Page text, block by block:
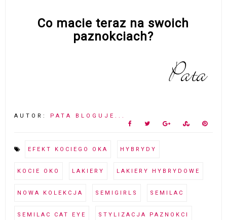
Co macie teraz na swoich
paznokciach?
AUTOR: PATA BLOGUJE...
EFEKT KOCIEGO OKA HYBRYDY
KOCIE OKO LAKIERY LAKIERY HYBRYDOWE
NOWA KOLEKCJA SEMIGIRLS SEMILAC
SEMILAC CAT EYE STYLIZACJA PAZNOKCI